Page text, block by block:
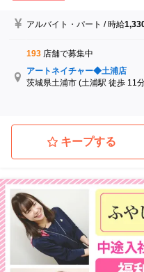
アルバイト・パート /時給
193 店舗で募集中
アートネイチャー◆土浦店
茨城県土浦市 (土浦駅 徒歩 11
アートネイチャー◆前橋店
群馬県前橋市
(前橋駅 徒歩 6分)
アートネイチャー◆大宮店
埼玉県さいたま市大宮区 (大宮
アートネイチャー◆高崎店
(高崎駅 徒歩 7分)
アートネイチャー◆熊谷店
埼玉県熊谷市
(熊谷駅 徒歩 3分)
...他
キープする